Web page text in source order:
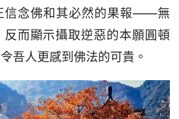
信念佛和其必然的果報——無
反而顯示攝取逆惡的本願圓頓
吾人更感到佛法的可貴。